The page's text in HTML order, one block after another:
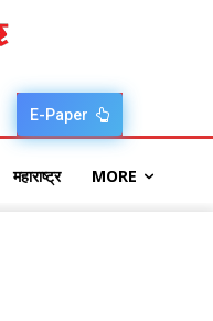
E-Paper
महाराष्ट्र MORE